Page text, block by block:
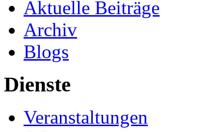
Aktuelle Beiträge
Archiv
Blogs
Dienste
Veranstaltungen